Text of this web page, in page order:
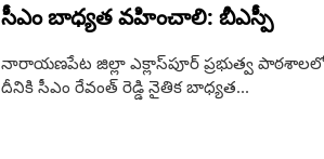
సీఎం బాధ్యత వహించాలి: బీఎస్పీ
నారాయణపేట జిల్లా ఎక్లాస్‌పూర్ ప్రభుత్వ
దీనికి సీఎం రేవంత్ రెడ్డి నైతిక బాధ్యత...